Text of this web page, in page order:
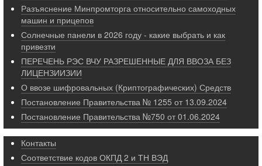
Разъяснение Минпромторга относительно самоходных
машин и прицепов
Солнечные панели в 2026 году - какие выбрать и как
привезти
ПЕРЕЧЕНЬ РЭС ВЧУ РАЗРЕШЕННЫЕ ДЛЯ ВВОЗА БЕЗ
ЛИЦЕНЗИИЗИИ
О ввозе шифровальных (Криптографических) Средств
Постановление Правительства № 1255 от 13.09.2024
Постановление Правительства №750 от 01.06.2024
Контакты
Соответствие кодов ОКПД 2 и ТН ВЭД